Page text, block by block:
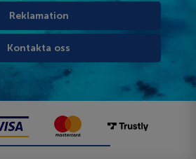
Reklamation
Kontakta oss